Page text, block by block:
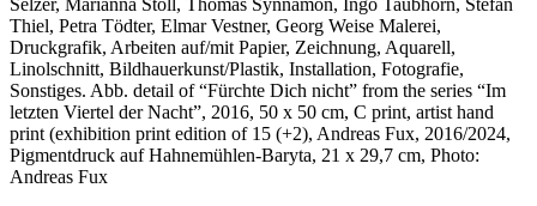
Selzer, Marianna Stoll, Thomas Synnamon, Ingo Taubhorn, Stefan
Thiel, Petra Tödter, Elmar Vestner, Georg Weise Malerei,
Druckgrafik, Arbeiten auf/mit Papier, Zeichnung, Aquarell,
Linolschnitt, Bildhauerkunst/Plastik, Installation, Fotografie,
Sonstiges. Abb. detail of “Fürchte Dich nicht” from the series “Im
letzten Viertel der Nacht”, 2016, 50 x 50 cm, C print, artist hand
print (exhibition print edition of 15 (+2), Andreas Fux, 2016/2024,
Pigmentdruck auf Hahnemühlen-Baryta, 21 x 29,7 cm, Photo:
Andreas Fux